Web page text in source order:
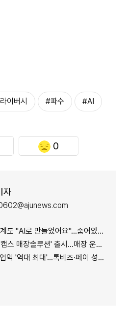
이버시 #파수 #AI
0
자
만들었어요"…숨어있던 AI, 이제 앞으로
루션' 출시…매장 운영·보안 한 번에 관리
'역대 최대'…톡비즈·페이 성장 견인